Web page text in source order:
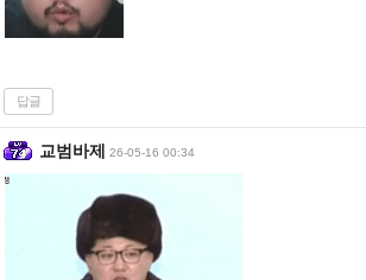
답글
교범바제 26-05-16 00:34